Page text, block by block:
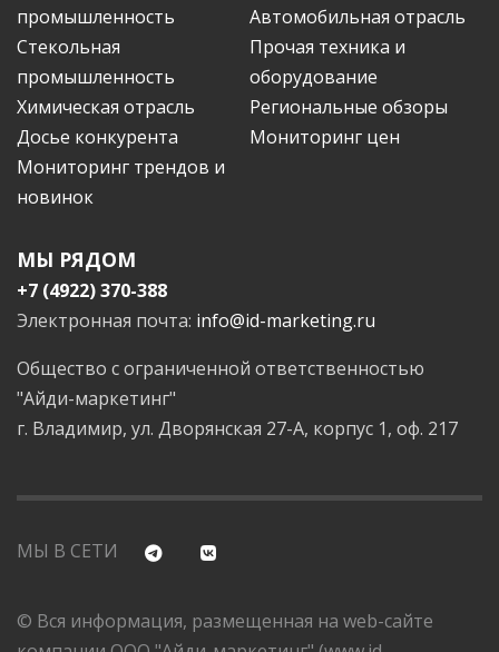
промышленность
Автомобильная отрасль
Стекольная
промышленность
Прочая техника и
оборудование
Химическая отрасль
Региональные обзоры
Досье конкурента
Мониторинг цен
Мониторинг трендов и
новинок
МЫ РЯДОМ
+7 (4922) 370-388
Электронная почта: info@id-marketing.ru
Общество с ограниченной ответственностью
"Айди-маркетинг"
г. Владимир, ул. Дворянская 27-А, корпус 1, оф. 217
МЫ В СЕТИ
© Вся информация, размещенная на web-сайте